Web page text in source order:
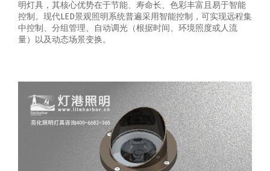
明灯具，其核心优势在于节能、寿命长、色彩丰富且易于智能
控制‌。‌现代LED景观照明系统普遍采用智能控制，可实现‌远程集
中控制、分组管理、自动调光（根据时间、环境照度或人流
量）以及动态场景变换‌。